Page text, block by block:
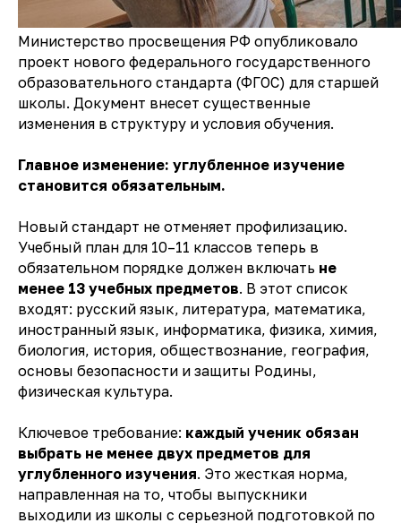
Министерство просвещения РФ опубликовало
проект нового федерального государственного
образовательного стандарта (ФГОС) для старшей
школы. Документ внесет существенные
изменения в структуру и условия обучения.
Главное изменение: углубленное изучение
становится обязательным.
Новый стандарт не отменяет профилизацию.
Учебный план для 10–11 классов теперь в
обязательном порядке должен включать не
менее 13 учебных предметов. В этот список
входят: русский язык, литература, математика,
иностранный язык, информатика, физика, химия,
биология, история, обществознание, география,
основы безопасности и защиты Родины,
физическая культура.
Ключевое требование: каждый ученик обязан
выбрать не менее двух предметов для
углубленного изучения. Это жесткая норма,
направленная на то, чтобы выпускники
выходили из школы с серьезной подготовкой по